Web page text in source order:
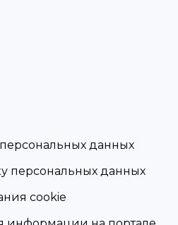
данных
персональных данных
cookie